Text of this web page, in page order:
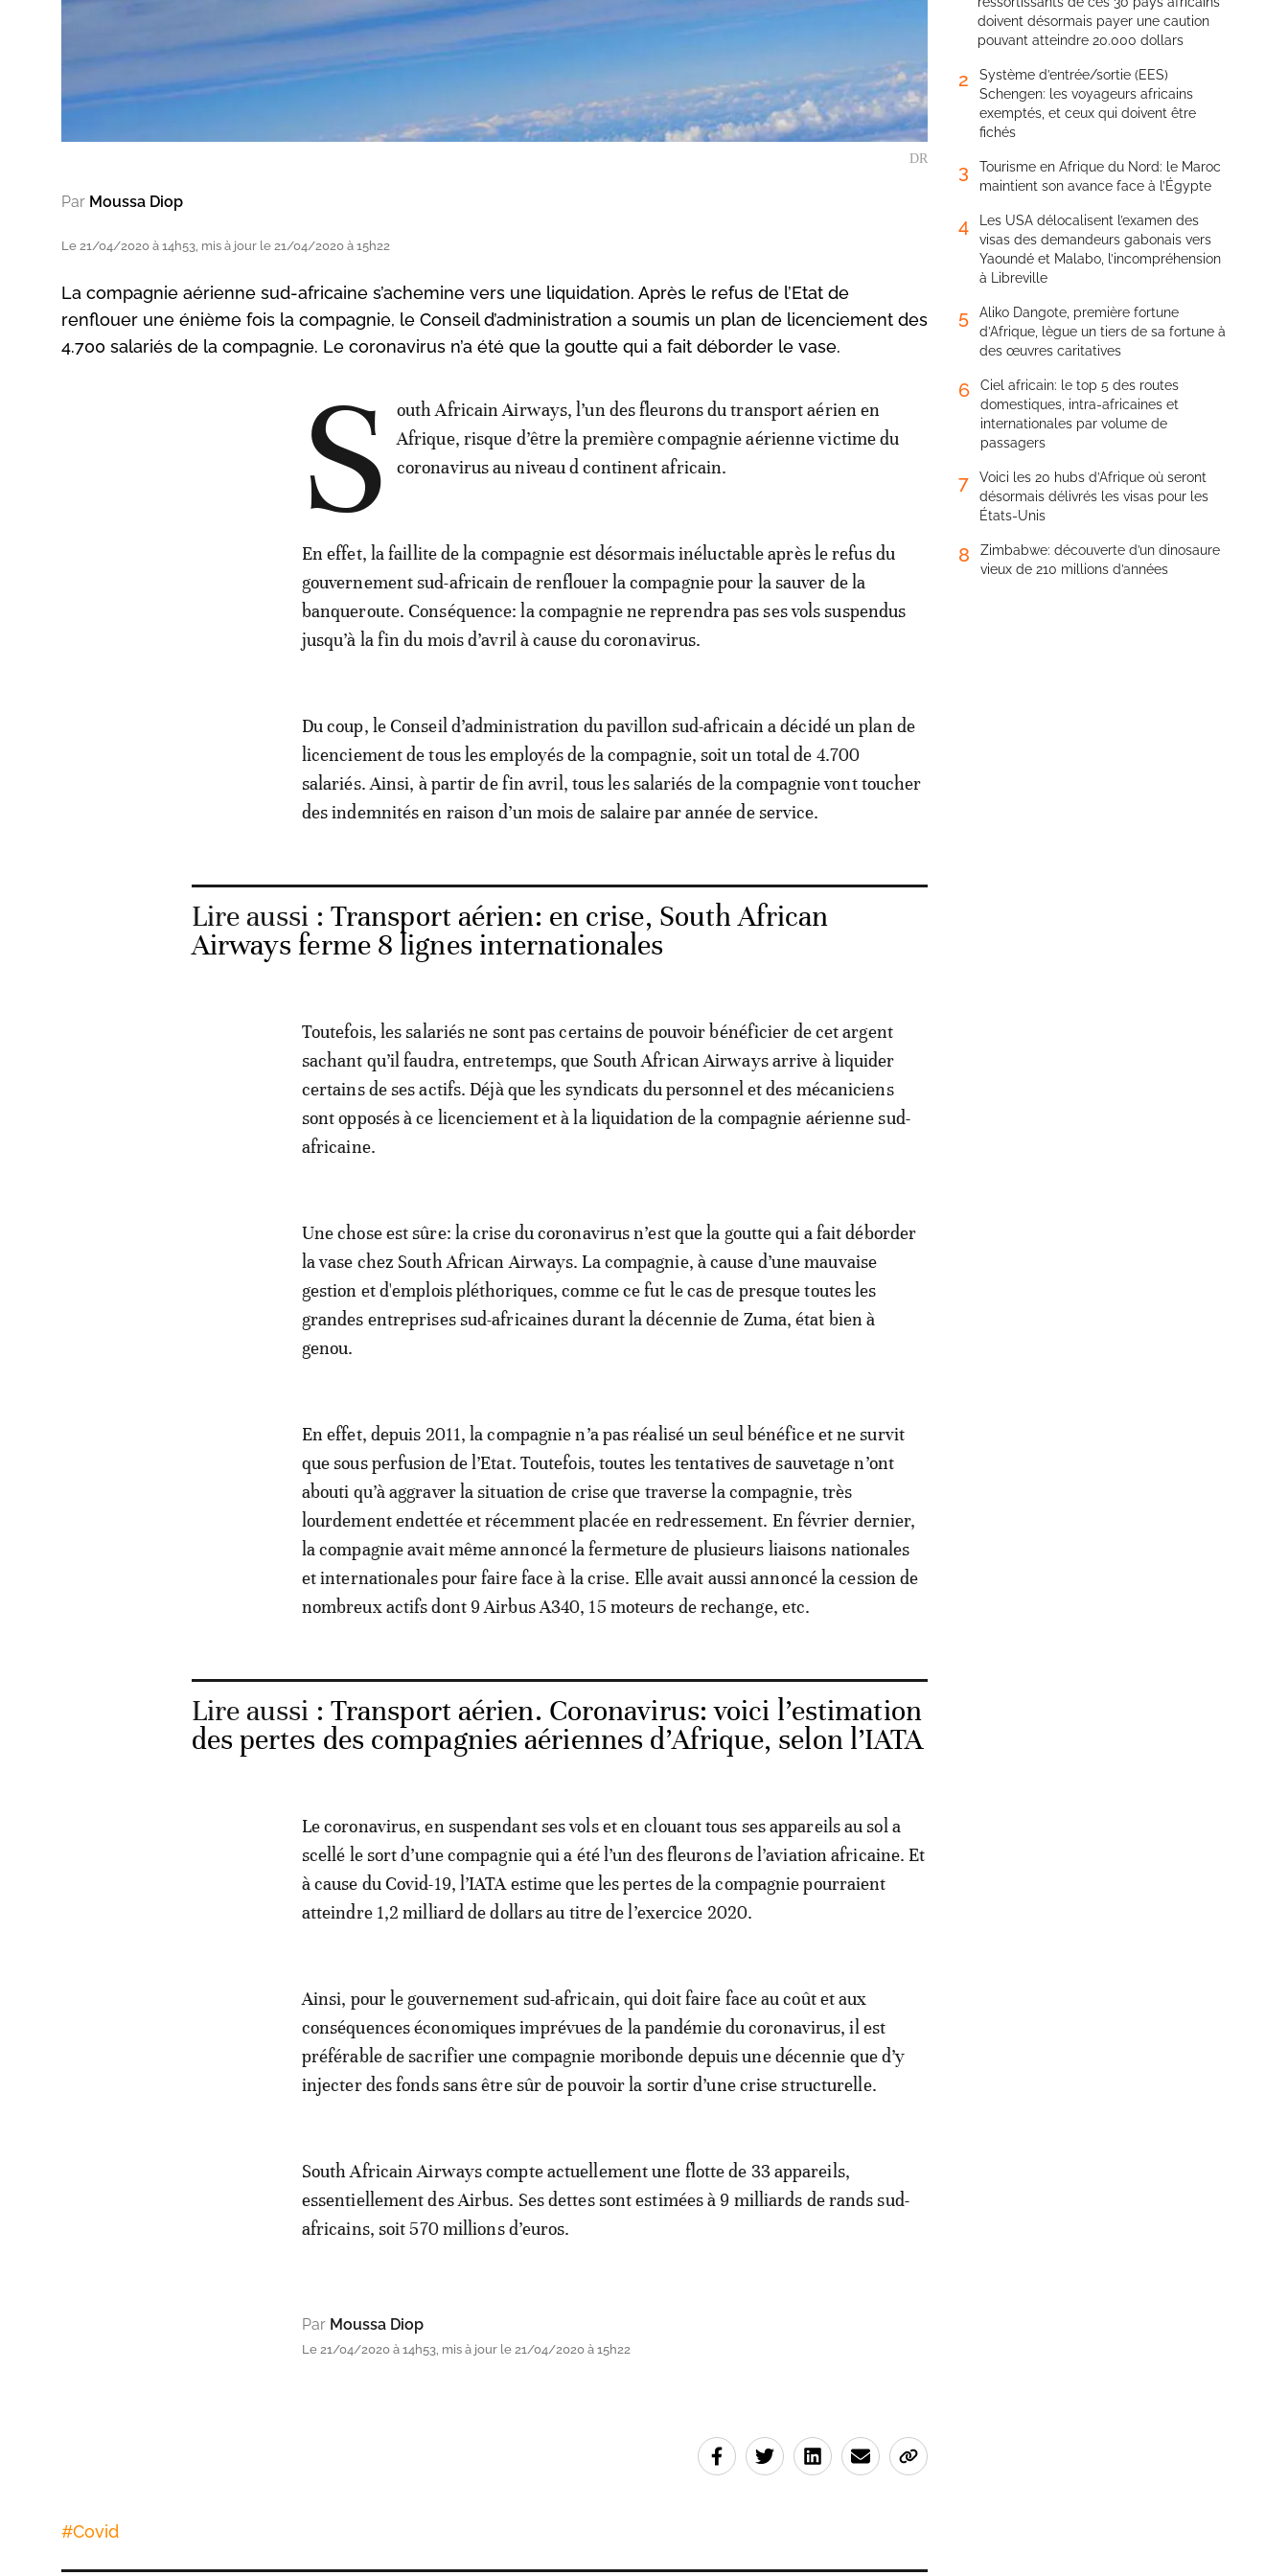
DR
Par Moussa Diop
Le 21/04/2020 à 14h53, mis à jour le 21/04/2020 à 15h22
La compagnie aérienne sud-africaine s’achemine vers une liquidation. Après le refus de l’Etat de
renflouer une énième fois la compagnie, le Conseil d’administration a soumis un plan de licenciement des
4.700 salariés de la compagnie. Le coronavirus n’a été que la goutte qui a fait déborder le vase.
S
outh Africain Airways, l’un des fleurons du transport aérien en
Afrique, risque d’être la première compagnie aérienne victime du
coronavirus au niveau d continent africain.
En effet, la faillite de la compagnie est désormais inéluctable après le refus du
gouvernement sud-africain de renflouer la compagnie pour la sauver de la
banqueroute. Conséquence: la compagnie ne reprendra pas ses vols suspendus
jusqu’à la fin du mois d’avril à cause du coronavirus.
Du coup, le Conseil d’administration du pavillon sud-africain a décidé un plan de
licenciement de tous les employés de la compagnie, soit un total de 4.700
salariés. Ainsi, à partir de fin avril, tous les salariés de la compagnie vont toucher
des indemnités en raison d’un mois de salaire par année de service.
Lire aussi : Transport aérien: en crise, South African
Airways ferme 8 lignes internationales
Toutefois, les salariés ne sont pas certains de pouvoir bénéficier de cet argent
sachant qu’il faudra, entretemps, que South African Airways arrive à liquider
certains de ses actifs. Déjà que les syndicats du personnel et des mécaniciens
sont opposés à ce licenciement et à la liquidation de la compagnie aérienne sud-
africaine.
Une chose est sûre: la crise du coronavirus n’est que la goutte qui a fait déborder
la vase chez South African Airways. La compagnie, à cause d’une mauvaise
gestion et d'emplois pléthoriques, comme ce fut le cas de presque toutes les
grandes entreprises sud-africaines durant la décennie de Zuma, état bien à
genou.
En effet, depuis 2011, la compagnie n’a pas réalisé un seul bénéfice et ne survit
que sous perfusion de l’Etat. Toutefois, toutes les tentatives de sauvetage n’ont
abouti qu’à aggraver la situation de crise que traverse la compagnie, très
lourdement endettée et récemment placée en redressement. En février dernier,
la compagnie avait même annoncé la fermeture de plusieurs liaisons nationales
et internationales pour faire face à la crise. Elle avait aussi annoncé la cession de
nombreux actifs dont 9 Airbus A340, 15 moteurs de rechange, etc.
Lire aussi : Transport aérien. Coronavirus: voici l’estimation
des pertes des compagnies aériennes d’Afrique, selon l’IATA
Le coronavirus, en suspendant ses vols et en clouant tous ses appareils au sol a
scellé le sort d’une compagnie qui a été l’un des fleurons de l’aviation africaine. Et
à cause du Covid-19, l’IATA estime que les pertes de la compagnie pourraient
atteindre 1,2 milliard de dollars au titre de l’exercice 2020.
Ainsi, pour le gouvernement sud-africain, qui doit faire face au coût et aux
conséquences économiques imprévues de la pandémie du coronavirus, il est
préférable de sacrifier une compagnie moribonde depuis une décennie que d’y
injecter des fonds sans être sûr de pouvoir la sortir d’une crise structurelle.
South Africain Airways compte actuellement une flotte de 33 appareils,
essentiellement des Airbus. Ses dettes sont estimées à 9 milliards de rands sud-
africains, soit 570 millions d’euros.
Par Moussa Diop
Le 21/04/2020 à 14h53, mis à jour le 21/04/2020 à 15h22
#Covid
doivent désormais payer une caution
pouvant atteindre 20.000 dollars
2
Système d’entrée/sortie (EES)
Schengen: les voyageurs africains
exemptés, et ceux qui doivent être
fichés
3
Tourisme en Afrique du Nord: le Maroc
maintient son avance face à l’Égypte
4
Les USA délocalisent l’examen des
visas des demandeurs gabonais vers
Yaoundé et Malabo, l’incompréhension
à Libreville
5
Aliko Dangote, première fortune
d’Afrique, lègue un tiers de sa fortune à
des œuvres caritatives
6
Ciel africain: le top 5 des routes
domestiques, intra-africaines et
internationales par volume de
passagers
7
Voici les 20 hubs d’Afrique où seront
désormais délivrés les visas pour les
États-Unis
8
Zimbabwe: découverte d’un dinosaure
vieux de 210 millions d’années